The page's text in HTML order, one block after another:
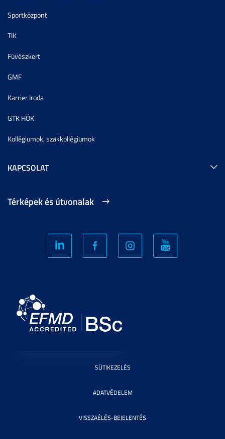
Sportközpont
TIK
Füvészkert
GMF
Karrier Iroda
GTK HÖK
Kollégiumok, szakkollégiumok
KAPCSOLAT
Térképek és útvonalak
SÜTIKEZELÉS
ADATVÉDELEM
VISSZAÉLÉS-BEJELENTÉS